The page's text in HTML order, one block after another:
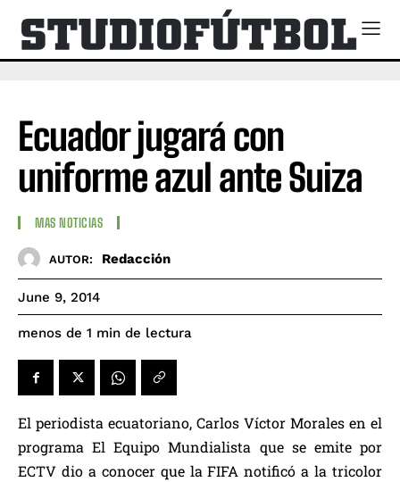
Ecuador jugará con
uniforme azul ante Suiza
MAS NOTICIAS
AUTOR: Redacción
June 9, 2014
menos de 1 min de lectura
El periodista ecuatoriano, Carlos Víctor Morales en el
programa El Equipo Mundialista que se emite por
ECTV dio a conocer que la FIFA notificó a la tricolor